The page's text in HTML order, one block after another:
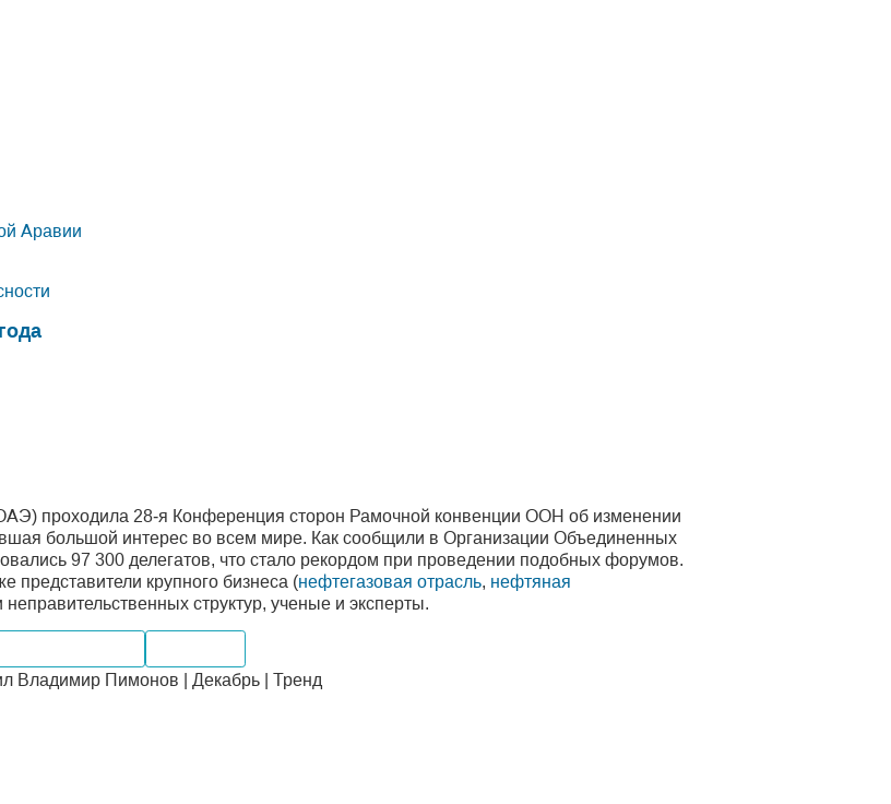
Аравии
проходила 28‑я Конференция сторон Рамочной конвенции ООН об изменении
большой интерес во всем мире. Как сообщили в Организации Объединенных
97 300 делегатов, что стало рекордом при проведении подобных форумов.
представители крупного бизнеса (нефтегазовая отрасль, нефтяная
неправительственных структур, ученые и эксперты.
Пимонов | Декабрь | Тренд